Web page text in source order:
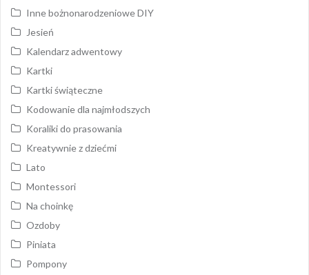
Inne bożnonarodzeniowe DIY
Jesień
Kalendarz adwentowy
Kartki
Kartki świąteczne
Kodowanie dla najmłodszych
Koraliki do prasowania
Kreatywnie z dziećmi
Lato
Montessori
Na choinkę
Ozdoby
Piniata
Pompony